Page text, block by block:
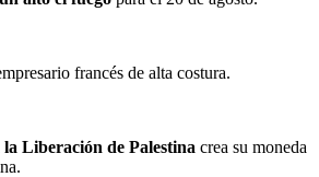
francés de alta costura.
Liberación de Palestina crea su moneda